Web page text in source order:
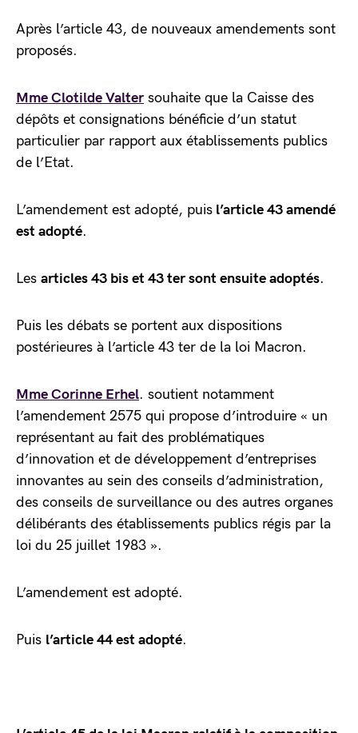
Après l’article 43, de nouveaux amendements sont
proposés.
Mme Clotilde Valtersouhaite que la Caisse des
dépôts et consignations bénéficie d’un statut
particulier par rapport aux établissements publics
de l’Etat.
L’amendement est adopté, puis l’article 43 amendé
est adopté.
Les articles 43 bis et 43 ter sont ensuite adoptés.
Puis les débats se portent aux dispositions
postérieures à l’article 43 ter de la loi Macron.
Mme Corinne Erhel. soutient notamment
l’amendement 2575 qui propose d’introduire « un
représentant au fait des problématiques
d’innovation et de développement d’entreprises
innovantes au sein des conseils d’administration,
des conseils de surveillance ou des autres organes
délibérants des établissements publics régis par la
loi du 25 juillet 1983 ».
L’amendement est adopté.
Puis l’article 44 est adopté.